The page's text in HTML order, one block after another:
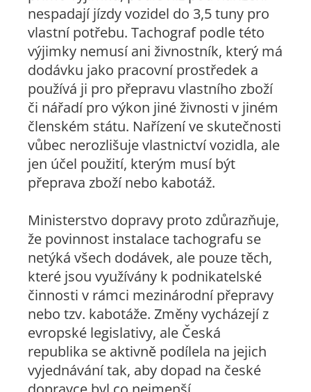
nespadají jízdy vozidel do 3,5 tuny pro
vlastní potřebu. Tachograf podle této
výjimky nemusí ani živnostník, který má
dodávku jako pracovní prostředek a
používá ji pro přepravu vlastního zboží
či nářadí pro výkon jiné živnosti v jiném
členském státu. Nařízení ve skutečnosti
vůbec nerozlišuje vlastnictví vozidla, ale
jen účel použití, kterým musí být
přeprava zboží nebo kabotáž.
Ministerstvo dopravy proto zdůrazňuje,
že povinnost instalace tachografu se
netýká všech dodávek, ale pouze těch,
které jsou využívány k podnikatelské
činnosti v rámci mezinárodní přepravy
nebo tzv. kabotáže. Změny vycházejí z
evropské legislativy, ale Česká
republika se aktivně podílela na jejich
vyjednávání tak, aby dopad na české